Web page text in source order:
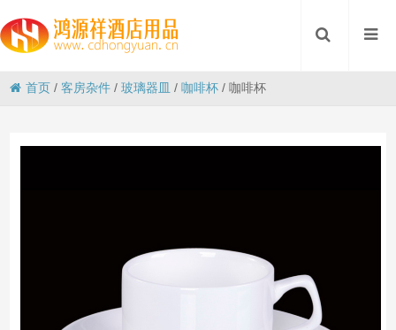
首页 /客房杂件 /玻璃器皿 /咖啡杯 /咖啡杯